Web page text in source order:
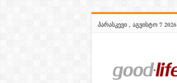
ᲞᲐᲠᲐᲡᲙᲔᲕᲘ , ᲐᲒᲕᲘᲡᲢᲝ 7 2026